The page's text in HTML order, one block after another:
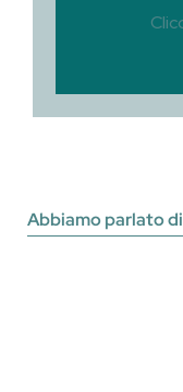
Abbiamo parlato di